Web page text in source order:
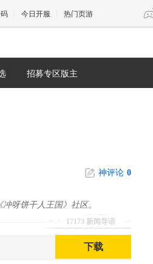
今日开服 热门页游
招募专区版主
神评论 0
17173 新闻导语
呀饼干人王国》社区。
下载